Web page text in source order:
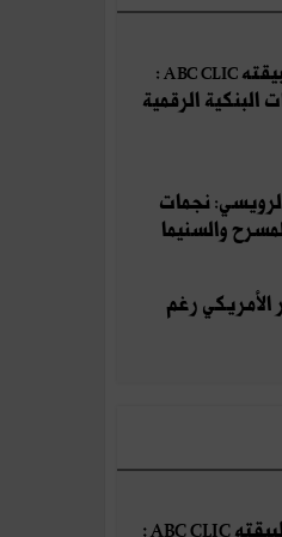
بنك ABC يطلق تطبيقته ABC CLIC :
الرقمية
نجمات
والسنيما
الأمريكي رغم
بنك ABC يطلق تطبيقته ABC CLIC :